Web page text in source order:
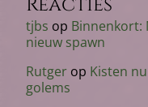
tjbs op Binnenkort:
nieuw spawn
Rutger op Kisten
golems